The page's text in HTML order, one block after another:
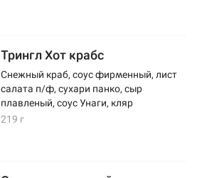
Трингл Хот крабс
Снежный краб, соус фирменный, лист
салата п/ф, сухари панко, сыр
плавленый, соус Унаги, кляр
219 г